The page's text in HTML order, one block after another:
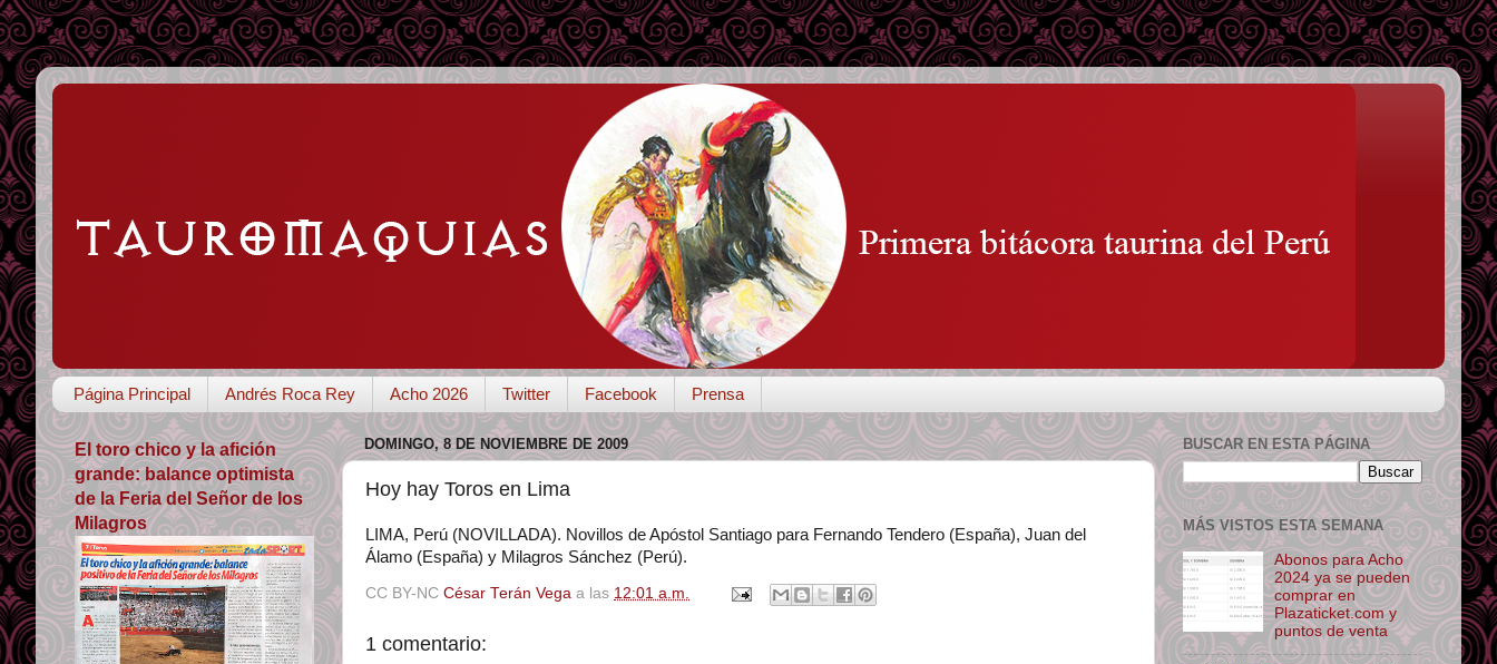
Página Principal Andrés Roca Rey Acho 2026 Twitter Facebook Prensa
DOMINGO, 8 DE NOVIEMBRE DE 2009
Hoy hay Toros en Lima
LIMA, Perú (NOVILLADA). Novillos de Apóstol Santiago para Fernando Tendero (España), Juan del
Álamo (España) y Milagros Sánchez (Perú).
CC BY-NC César Terán Vega a las 12:01 a.m.
1 comentario:
El toro chico y la afición
grande: balance optimista
de la Feria del Señor de los
Milagros
BUSCAR EN ESTA PÁGINA
MÁS VISTOS ESTA SEMANA
Abonos para Acho
2024 ya se pueden
comprar en
Plazaticket.com y
puntos de venta